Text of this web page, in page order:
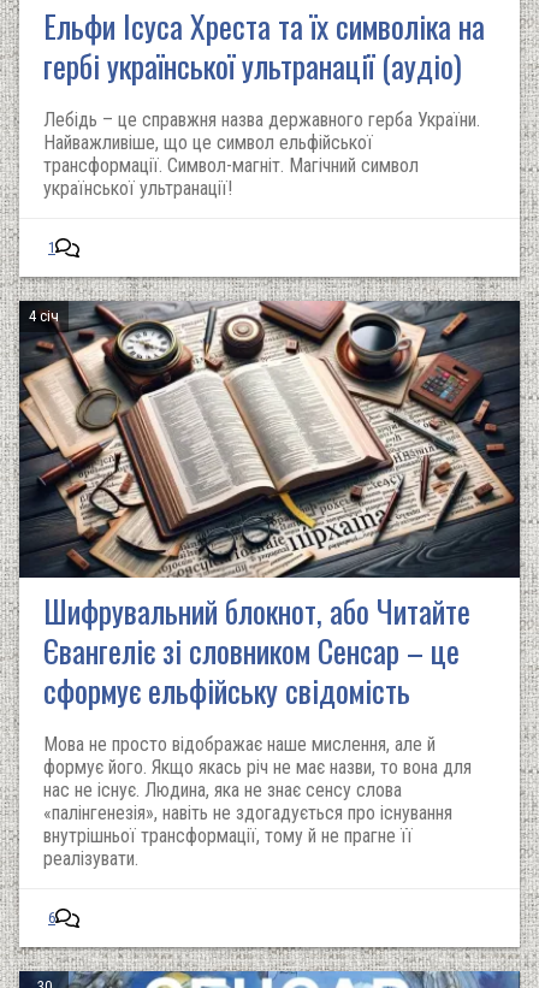
Ельфи Ісуса Хреста та їх символіка на
гербі української ультранації (аудіо)
Лебідь – це справжня назва державного герба України.
Найважливіше, що це символ ельфійської
трансформації. Символ-магніт. Магічний символ
української ультранації!
1
4 січ
Шифрувальний блокнот, або Читайте
Євангеліє зі словником Сенсар – це
сформує ельфійську свідомість
Мова не просто відображає наше мислення, але й
формує його. Якщо якась річ не має назви, то вона для
нас не існує. Людина, яка не знає сенсу слова
«палінгенезія», навіть не здогадується про існування
внутрішньої трансформації, тому й не прагне її
реалізувати.
6